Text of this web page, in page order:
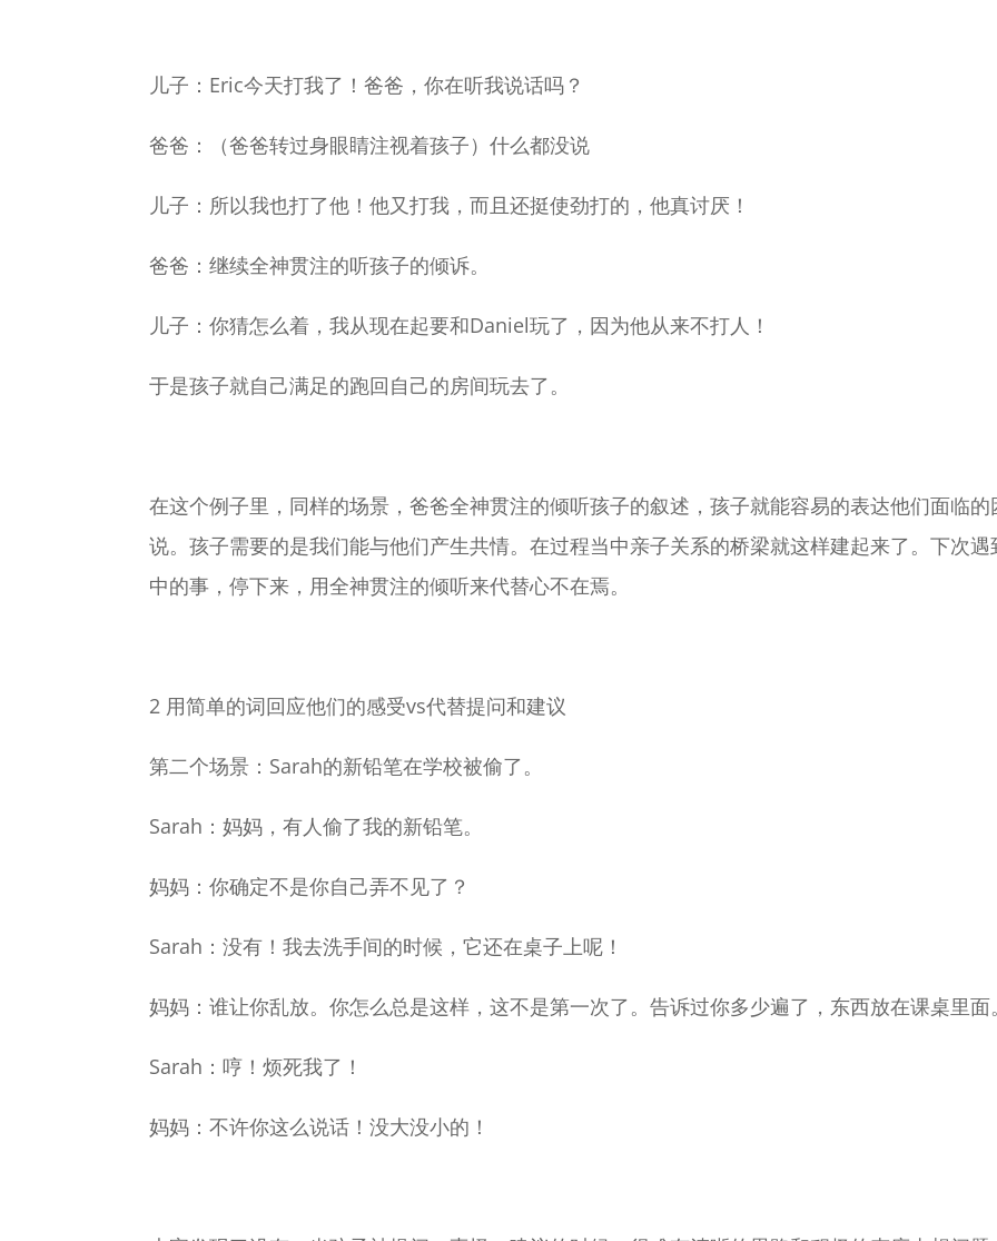
儿子：Eric今天打我了！爸爸，你在听我说话吗？
爸爸：（爸爸转过身眼睛注视着孩子）什么都没说
儿子：所以我也打了他！他又打我，而且还挺使劲打的，他真讨厌！
爸爸：继续全神贯注的听孩子的倾诉。
儿子：你猜怎么着，我从现在起要和Daniel玩了，因为他从来不打人！
于是孩子就自己满足的跑回自己的房间玩去了。
在这个例子里，同样的场景，爸爸全神贯注的倾听孩子的叙述，孩子就能容易的表达他们面临
说。孩子需要的是我们能与他们产生共情。在过程当中亲子关系的桥梁就这样建起来了。下次
中的事，停下来，用全神贯注的倾听来代替心不在焉。
2 用简单的词回应他们的感受vs代替提问和建议
第二个场景：Sarah的新铅笔在学校被偷了。
Sarah：妈妈，有人偷了我的新铅笔。
妈妈：你确定不是你自己弄不见了？
Sarah：没有！我去洗手间的时候，它还在桌子上呢！
妈妈：谁让你乱放。你怎么总是这样，这不是第一次了。告诉过你多少遍了，东西放在课桌里
Sarah：哼！烦死我了！
妈妈：不许你这么说话！没大没小的！